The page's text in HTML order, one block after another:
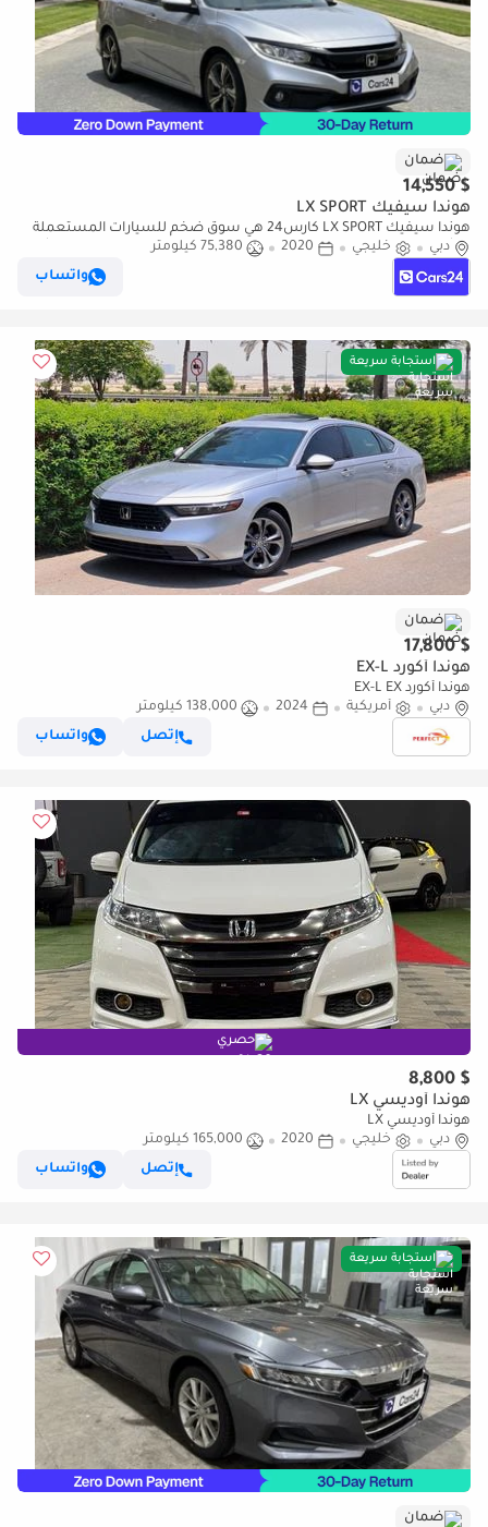
ضمان
$ 14,550
هوندا سيفيك LX SPORT
هوندا سيفيك LX SPORT كارس24 هي سوق ضخم للسيارات المستعملة
موثوق ومضمون ٪كارس24 هي سوق ضخم للسيارات المستعملة موثوق
دبي خليجي 2020
75,380 كيلومتر
واتساب
استجابة سريعة
ضمان
$ 17,800
هوندا أكورد EX-L
هوندا أكورد EX-L EX
دبي
أمريكية 2024
138,000 كيلومتر
إتصل
واتساب
حصري
$ 8,800
هوندا أوديسي LX
هوندا أوديسي LX
دبي
خليجي 2020
165,000 كيلومتر
إتصل
واتساب
استجابة سريعة
ضمان